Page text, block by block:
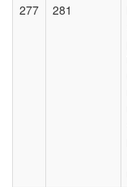
277 281